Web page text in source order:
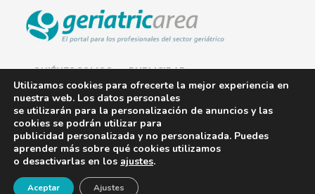
QUIÉNES SOMOS PUBLICIDAD
AVISO LEGAL
POLÍTICA DE COOKIES
POLÍTICA DE PRIVACIDAD
CONTACTO¡Newsletter!
Utilizamos cookies para ofrecerte la mejor experiencia en
nuestra web. Los datos personales
se utilizarán para la personalización de anuncios y las
cookies se podrán utilizar para
publicidad personalizada y no personalizada. Puedes
aprender más sobre qué cookies utilizamos
o desactivarlas en los ajustes.
Aceptar Ajustes